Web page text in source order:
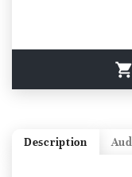
Description